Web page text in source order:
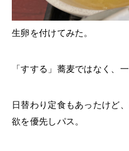
生卵を付けてみた。
「すする」蕎麦ではなく、
日替わり定食もあったけど
欲を優先しパス。